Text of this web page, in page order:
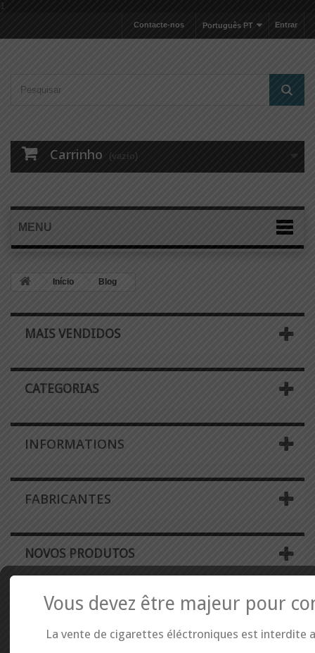
1
Entrar
Português PT
Contacte-nos
Carrinho (vazio)
MENU
Início Blog
MAIS VENDIDOS
CATEGORIAS
INFORMATIONS
FABRICANTES
NOVOS PRODUTOS
Vous devez être majeur pour
La vente de cigarettes éléctroniques est interdite